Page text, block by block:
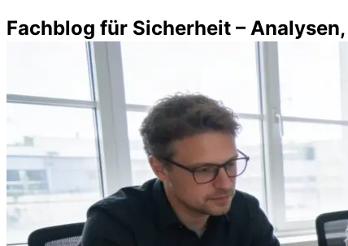
Fachblog für Sicherheit –